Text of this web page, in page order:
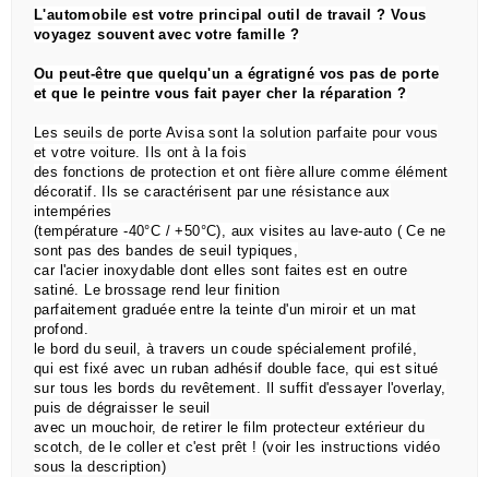
L'automobile est votre principal outil de travail ? Vous
voyagez souvent avec votre famille ?
Ou peut-être que quelqu'un a égratigné vos pas de porte
et que le peintre vous fait payer cher la réparation ?
Les seuils de porte Avisa sont la solution parfaite pour vous
et votre voiture. Ils ont à la fois
des fonctions de protection et ont fière allure comme élément
décoratif. Ils se caractérisent par une résistance aux
intempéries
(température -40°C / +50°C), aux visites au lave-auto ( Ce ne
sont pas des bandes de seuil typiques,
car l'acier inoxydable dont elles sont faites est en outre
satiné. Le brossage rend leur finition
parfaitement graduée entre la teinte d'un miroir et un mat
profond.
le bord du seuil, à travers un coude spécialement profilé,
qui estfixé avec un ruban adhésif double face,qui est situé
sur tous les bords du revêtement.
Il suffit d'essayer l'overlay,
puis de dégraisser le seuil
avec un mouchoir, de retirer le film protecteur extérieur du
scotch, de le coller et c'est prêt ! (voir les instructions vidéo
sous la description)